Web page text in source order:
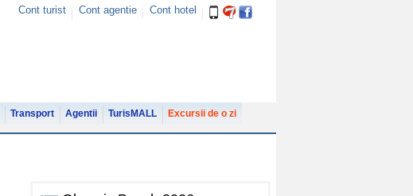
Cont turist Cont agentie Cont hotel
Transport Agentii TurisMALL Excursii de o zi